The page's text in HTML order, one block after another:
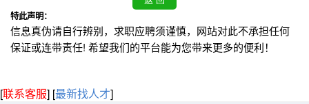
特此声明：
信息真伪请自行辨别，求职应聘须谨慎，网站对此不承担任何
保证或连带责任! 希望我们的平台能为您带来更多的便利！
[联系客服] [最新找人才]